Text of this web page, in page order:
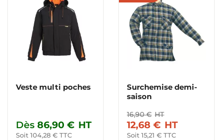
Veste multi poches
Dès 86,90 € HT
Soit 104,28 € TTC
Surchemise demi-
saison
16,90 € HT
12,68 € HT
Soit 15,21 € TTC